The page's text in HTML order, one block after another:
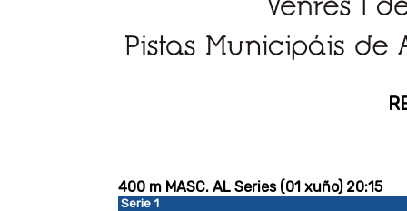
Serie 1
400 m MASC. AL Series (01 xuño) 20:15